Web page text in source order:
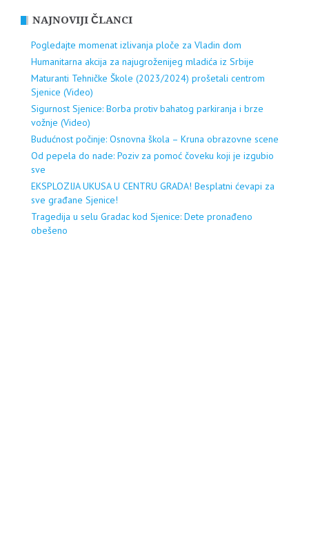
NAJNOVIJI ČLANCI
Pogledajte momenat izlivanja ploče za Vladin dom
Humanitarna akcija za najugroženijeg mladića iz Srbije
Maturanti Tehničke Škole (2023/2024) prošetali centrom
Sjenice (Video)
Sigurnost Sjenice: Borba protiv bahatog parkiranja i brze
vožnje (Video)
Budućnost počinje: Osnovna škola – Kruna obrazovne scene
Od pepela do nade: Poziv za pomoć čoveku koji je izgubio
sve
EKSPLOZIJA UKUSA U CENTRU GRADA! Besplatni ćevapi za
sve građane Sjenice!
Tragedija u selu Gradac kod Sjenice: Dete pronađeno
obešeno